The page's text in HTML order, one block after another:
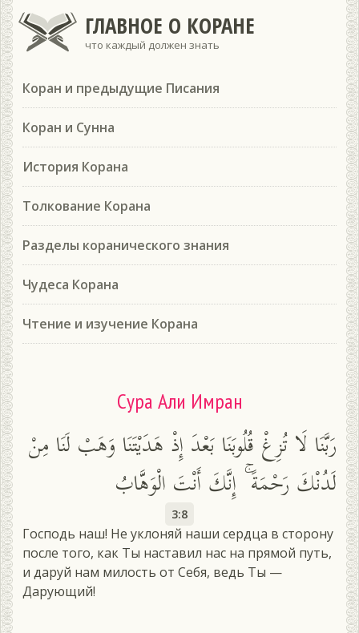
ГЛАВНОЕ О КОРАНЕ
что каждый должен знать
Коран и предыдущие Писания
Коран и Сунна
История Корана
Толкование Корана
Разделы коранического знания
Чудеса Корана
Чтение и изучение Корана
Сура Али Имран
رَبَّنَا لَا تُزِغْ قُلُوبَنَا بَعْدَ إِذْ هَدَيْتَنَا وَهَبْ لَنَا مِنْ
لَدُنْكَ رَحْمَةً ۚ إِنَّكَ أَنْتَ الْوَهَّابُ
3:8
Господь наш! Не уклоняй наши сердца в сторону
после того, как Ты наставил нас на прямой путь,
и даруй нам милость от Себя, ведь Ты —
Дарующий!